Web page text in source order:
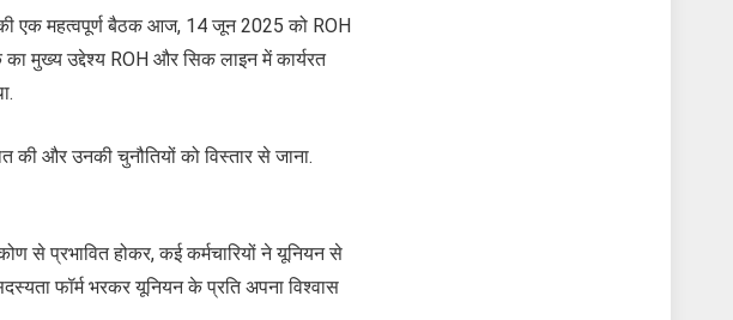
एक महत्वपूर्ण बैठक आज, 14 जून 2025 को ROH
मुख्य उद्देश्य ROH और सिक लाइन में कार्यरत
की और उनकी चुनौतियों को विस्तार से जाना.
से प्रभावित होकर, कई कर्मचारियों ने यूनियन से
फॉर्म भरकर यूनियन के प्रति अपना विश्वास